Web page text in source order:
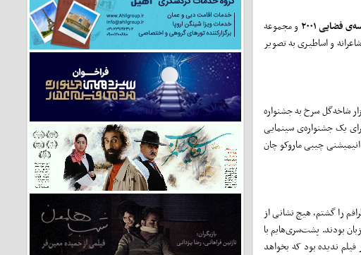
فضایی ۲۰۰۱
و مجموعه
و اساطیری به تصویر
شاخه‌گل سرخ به جشنواره
یک جشنواره‌ی سینمایی
چیبی ماروکو چان
را گشتم، هیچ نشانی از
بودند. پشت‌سری‌هایم با
ندیده بود که بخواهد